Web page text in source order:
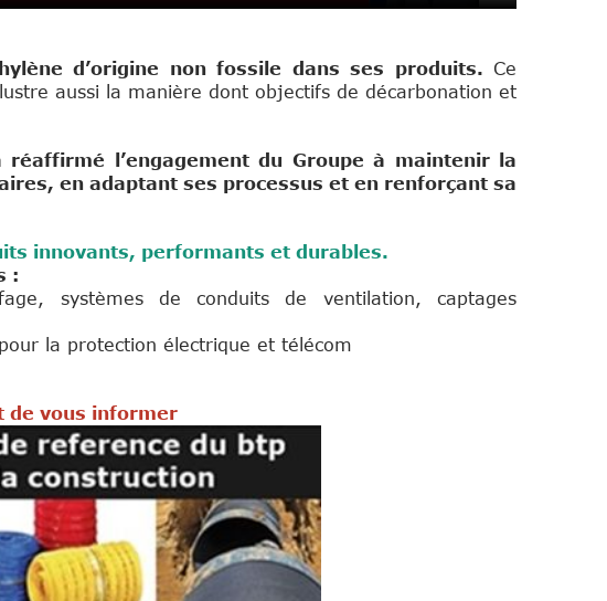
d’origine non fossile dans ses produits. Ce
aussi la manière dont objectifs de décarbonation et
l’engagement du Groupe à maintenir la
en adaptant ses processus et en renforçant sa
innovants, performants et durables.
:
systèmes de conduits de ventilation, captages
la protection électrique et télécom
de vous informer